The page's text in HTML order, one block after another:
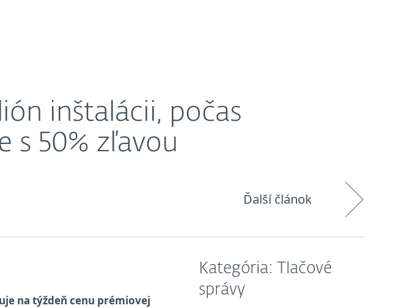
inštalácii, počas
s 50% zľavou
Ďalší článok
na týždeň cenu prémiovej
Kategória: Tlačové
správy